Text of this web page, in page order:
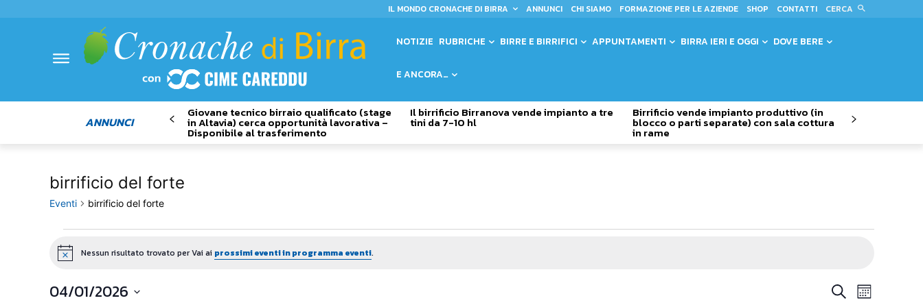
IL MONDO CRONACHE DI BIRRA ANNUNCI CHI SIAMO FORMAZIONE PER LE AZIENDE SHOP CONTATTI CERCA
NOTIZIE RUBRICHE BIRRE E BIRRIFICI APPUNTAMENTI BIRRA IERI E OGGI DOVE BERE
E ANCORA…
ANNUNCI
Giovane tecnico birraio qualificato (stage
in Altavia) cerca opportunità lavorativa –
Disponibile al trasferimento
Il birrificio Birranova vende impianto a tre
tini da 7-10 hl
Birrificio vende impianto produttivo (in
blocco o parti separate) con sala cottura
in rame
birrificio del forte
Eventi birrificio del forte
Eventi
NoticeNessun risultato trovato per Vai ai prossimi eventi in programma eventi.
Eventi
CercaEvento
Mese
04/01/2026